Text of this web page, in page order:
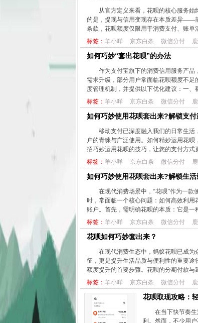
从官方定义来看，花呗的核心服务
的是，提现与信用变现存在本质差异——
条款，花呗额度仅限用于消费支付、账
标签： 羊小咩 京东白条 微信分付
如何巧妙“套出花呗”的办法
作为支付宝旗下的消费信用服务产
需求升级，部分用户常面临花呗额度不
度管理机制，并提供以下优化建议：一
标签： 羊小咩 京东白条 微信分付
如何巧妙使用花呗套出来?解锁支付
移动支付已深度融入我们的日常生
户的青睐与广泛使用。如何精妙运用花
招巧妙运用花呗的技巧，让您的支付方
标签： 羊小咩 京东白条 微信分付
如何巧妙使用花呗套出来?解锁生
在现代消费场景中，“花呗”作为一
时，常面临一个核心问题：如何高效利
账户。首先，需明确花呗的本质：它是
标签： 羊小咩 京东白条 微信分付
花呗如何巧妙套出来？
在现代消费生态中，蚂蚁花呗已成
征，更是提升生活品质与便利性的重要
额度提升的首要步骤。花呗的分期付款
标签： 羊小咩 京东白条 微信分付
花呗取现攻略：
在当下快节奏
利。然而，不少用